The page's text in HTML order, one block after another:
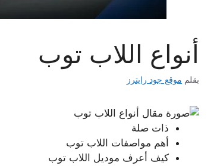
أنواع اللاب توب
بقلم موقع جود رايترز
ذات صلة
أهم مواصفات اللاب توب
كيف أعرف موديل اللاب توب